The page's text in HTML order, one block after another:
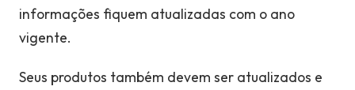
informações fiquem atualizadas com o ano
vigente.
Seus produtos também devem ser atualizados e